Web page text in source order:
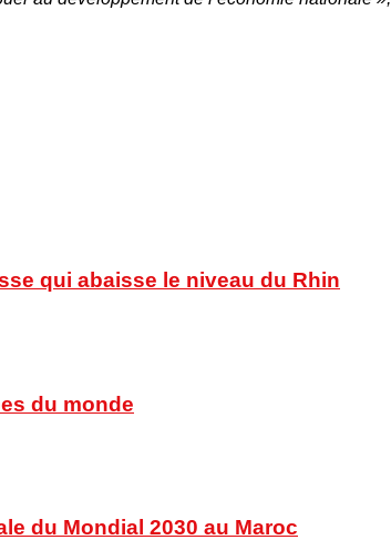
qui abaisse le niveau du Rhin
du monde
du Mondial 2030 au Maroc